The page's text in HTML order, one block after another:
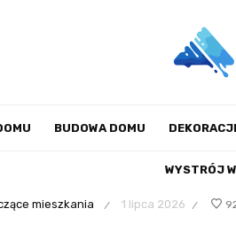
BUDOWA DOMU
WYSTRÓJ
mieszkania / 1 lipca 2026 /